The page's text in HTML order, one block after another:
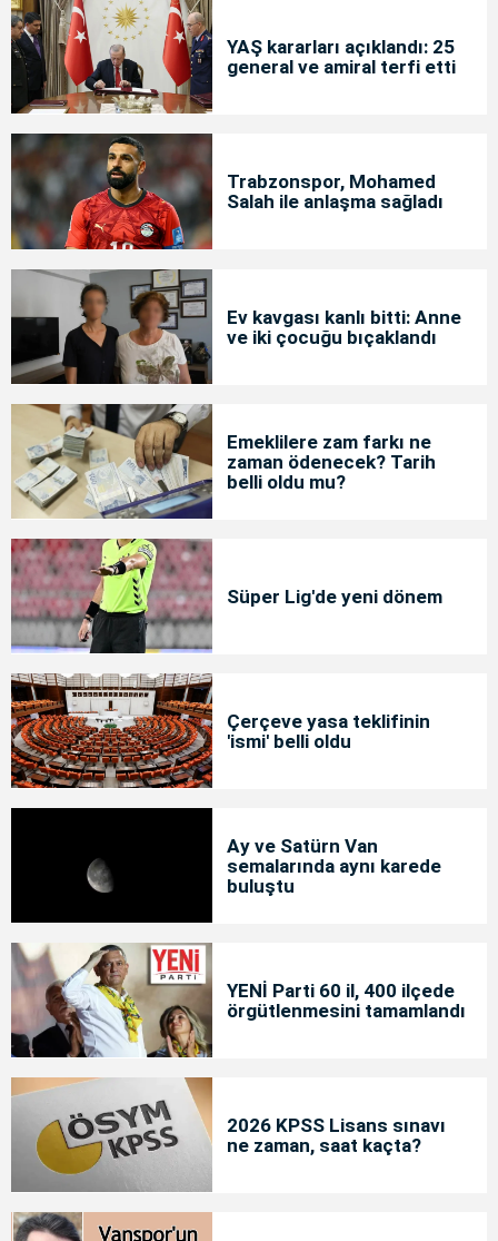
YAŞ kararları açıklandı: 25
general ve amiral terfi etti
Trabzonspor, Mohamed
Salah ile anlaşma sağladı
Ev kavgası kanlı bitti: Anne
ve iki çocuğu bıçaklandı
Emeklilere zam farkı ne
zaman ödenecek? Tarih
belli oldu mu?
Süper Lig'de yeni dönem
Çerçeve yasa teklifinin
'ismi' belli oldu
Ay ve Satürn Van
semalarında aynı karede
buluştu
YENİ Parti 60 il, 400 ilçede
örgütlenmesini tamamlandı
2026 KPSS Lisans sınavı
ne zaman, saat kaçta?